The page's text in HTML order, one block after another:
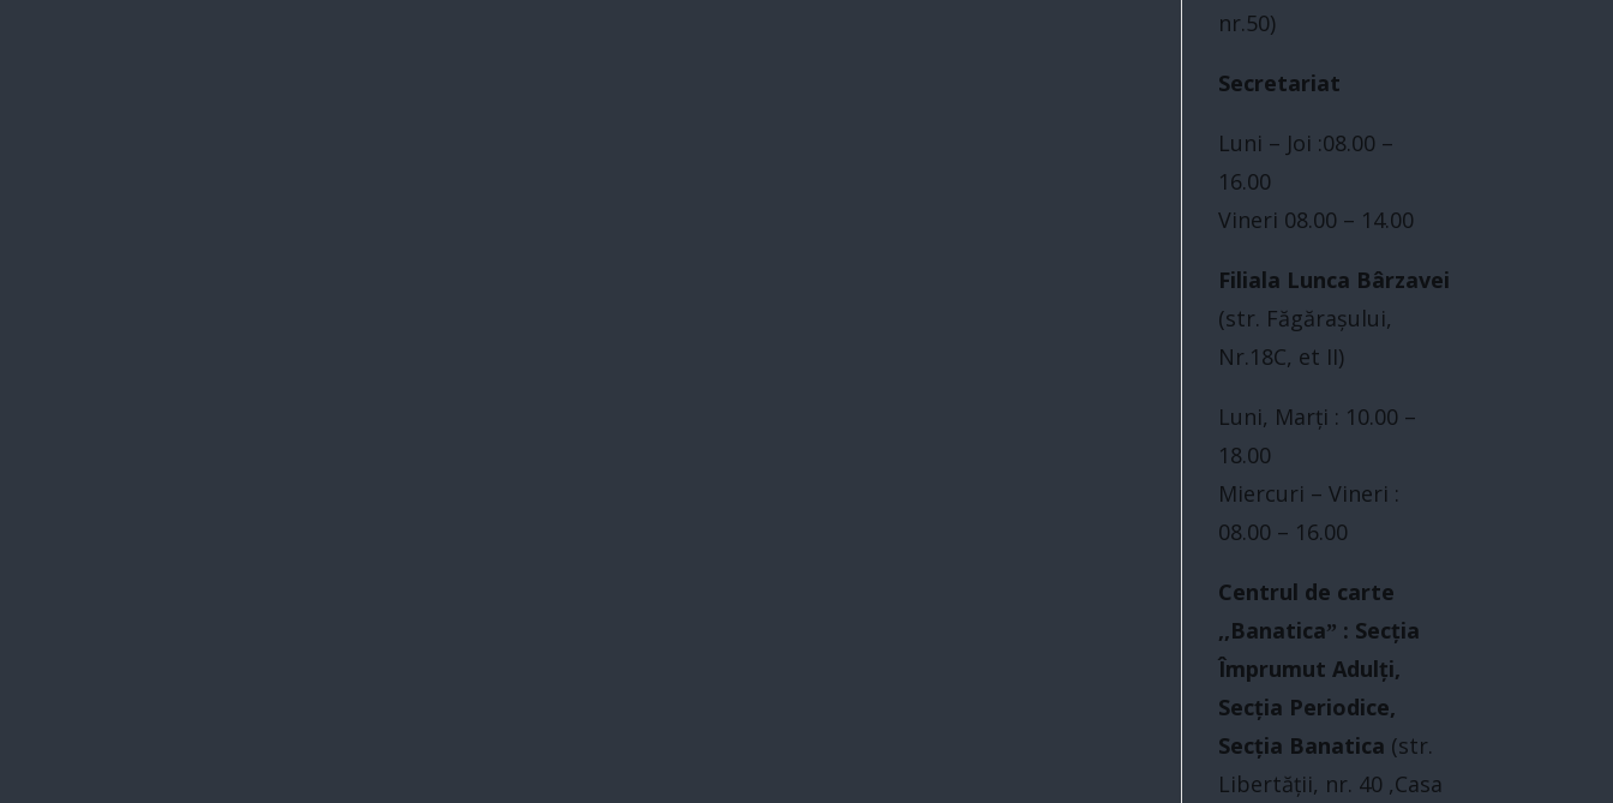
nr.50)
Secretariat
Luni – Joi :08.00 –
16.00
Vineri 08.00 – 14.00
Filiala Lunca Bârzavei
(str. Făgărașului,
Nr.18C, et II)
Luni, Marți : 10.00 –
18.00
Miercuri – Vineri :
08.00 – 16.00
Centrul de carte
,,Banaticaˮ : Secția
Împrumut Adulți,
Secția Periodice,
Secția Banatica (str.
Libertăţii, nr. 40 ,Casa